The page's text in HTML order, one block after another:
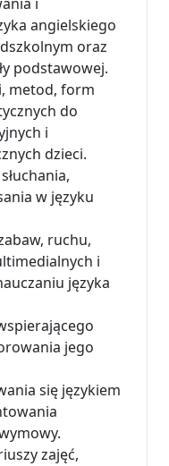
angielskiego
oraz
podstawowej.
metod, form
do
i
dzieci.
w języku
ruchu,
i
języka
jego
się językiem
zajęć,